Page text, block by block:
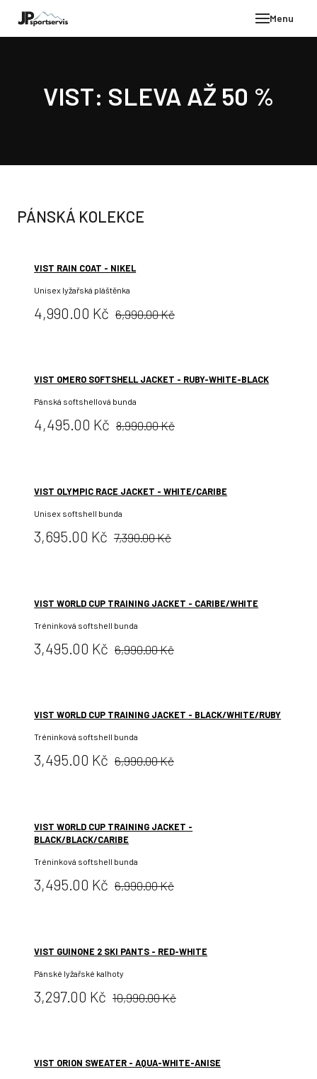
Menu
VIST: SLEVA AŽ 50 %
PÁNSKÁ KOLEKCE
VIST RAIN COAT - NIKEL
Unisex lyžařská pláštěnka
Cena:
4,990.00 Kč Původní
6,990.00 Kč
VIST OMERO SOFTSHELL JACKET - RUBY-WHITE-BLACK
Pánská softshellová bunda
Cena:
4,495.00 Kč Původní
8,990.00 Kč
VIST OLYMPIC RACE JACKET - WHITE/CARIBE
Unisex softshell bunda
Cena:
3,695.00 Kč Původní
7,390.00 Kč
VIST WORLD CUP TRAINING JACKET - CARIBE/WHITE
Tréninková softshell bunda
Cena:
3,495.00 Kč Původní
6,990.00 Kč
VIST WORLD CUP TRAINING JACKET - BLACK/WHITE/RUBY
Tréninková softshell bunda
Cena:
3,495.00 Kč Původní
6,990.00 Kč
VIST WORLD CUP TRAINING JACKET -
BLACK/BLACK/CARIBE
Tréninková softshell bunda
Cena:
3,495.00 Kč Původní
6,990.00 Kč
VIST GUINONE 2 SKI PANTS - RED-WHITE
Pánské lyžařské kalhoty
Cena:
3,297.00 Kč Původní
10,990.00 Kč
VIST ORION SWEATER - AQUA-WHITE-ANISE